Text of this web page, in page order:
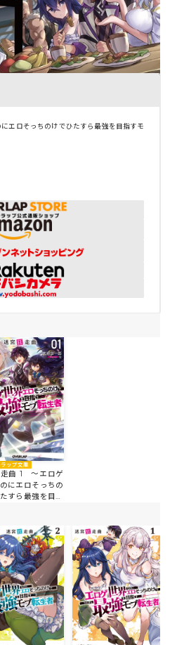
エロそっちのけでひたすら最強を目指すモ
ップ文庫
曲 1 ～エロゲ
にエロそっちの
すら最強を目指